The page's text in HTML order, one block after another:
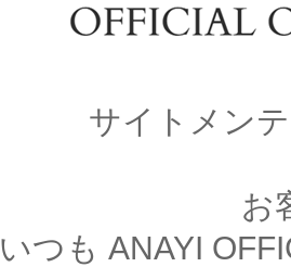
サイトメン
お
いつも ANAYI